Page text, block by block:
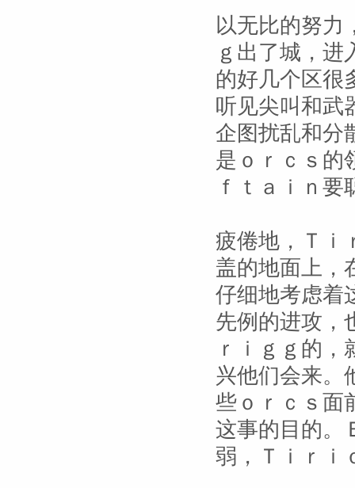
以无比的努力
ｇ出了城，
的好几个区很
听见尖叫和武
企图扰乱和分
是ｏｒｃｓ的
ｆｔａｉｎ要
疲倦地，Ｔｉ
盖的地面上，
仔细地考虑着
先例的进攻，
ｒｉｇｇ的
兴他们会来。
些ｏｒｃｓ面
这事的目的。
弱，Ｔｉｒｉ